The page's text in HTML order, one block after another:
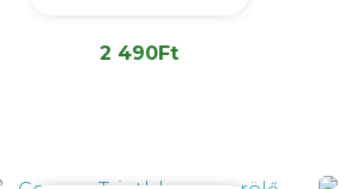
2 490Ft